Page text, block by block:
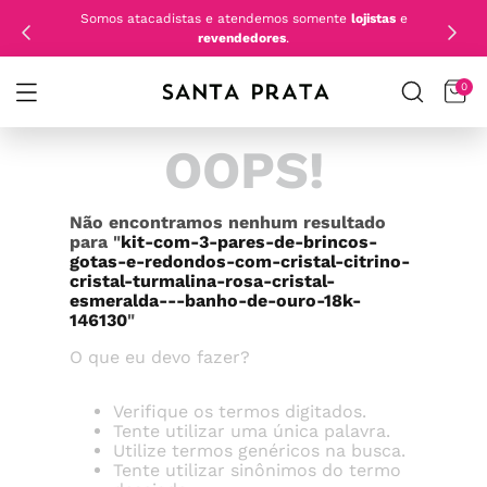
Somos atacadistas e atendemos somente lojistase
revendedores.
0
OOPS!
Não encontramos nenhum resultado
para "kit-com-3-pares-de-brincos-
gotas-e-redondos-com-cristal-citrino-
cristal-turmalina-rosa-cristal-
esmeralda---banho-de-ouro-18k-
146130"
O que eu devo fazer?
Verifique os termos digitados.
Tente utilizar uma única palavra.
Utilize termos genéricos na busca.
Tente utilizar sinônimos do termo